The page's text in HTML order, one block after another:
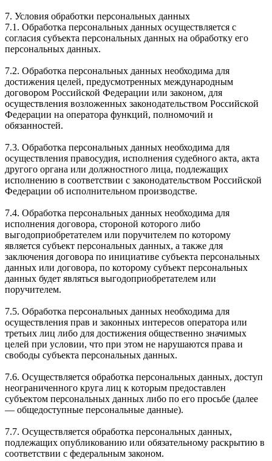
7. Условия обработки персональных данных
7.1. Обработка персональных данных осуществляется с
согласия субъекта персональных данных на обработку его
персональных данных.
7.2. Обработка персональных данных необходима для
достижения целей, предусмотренных международным
договором Российской Федерации или законом, для
осуществления возложенных законодательством Российской
Федерации на оператора функций, полномочий и
обязанностей.
7.3. Обработка персональных данных необходима для
осуществления правосудия, исполнения судебного акта, акта
другого органа или должностного лица, подлежащих
исполнению в соответствии с законодательством Российской
Федерации об исполнительном производстве.
7.4. Обработка персональных данных необходима для
исполнения договора, стороной которого либо
выгодоприобретателем или поручителем по которому
является субъект персональных данных, а также для
заключения договора по инициативе субъекта персональных
данных или договора, по которому субъект персональных
данных будет являться выгодоприобретателем или
поручителем.
7.5. Обработка персональных данных необходима для
осуществления прав и законных интересов оператора или
третьих лиц либо для достижения общественно значимых
целей при условии, что при этом не нарушаются права и
свободы субъекта персональных данных.
7.6. Осуществляется обработка персональных данных, доступ
неограниченного круга лиц к которым предоставлен
субъектом персональных данных либо по его просьбе (далее
— общедоступные персональные данные).
7.7. Осуществляется обработка персональных данных,
подлежащих опубликованию или обязательному раскрытию в
соответствии с федеральным законом.